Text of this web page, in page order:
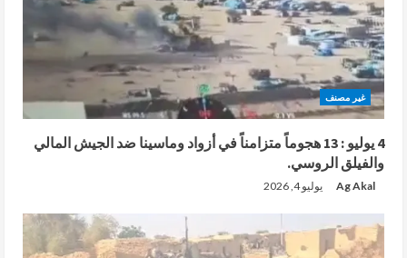
غير مصنف
4 يوليو : 13 هجوماً متزامناً في أزواد وماسينا ضد الجيش المالي
والفيلق الروسي.
Ag Akal يوليو 4, 2026